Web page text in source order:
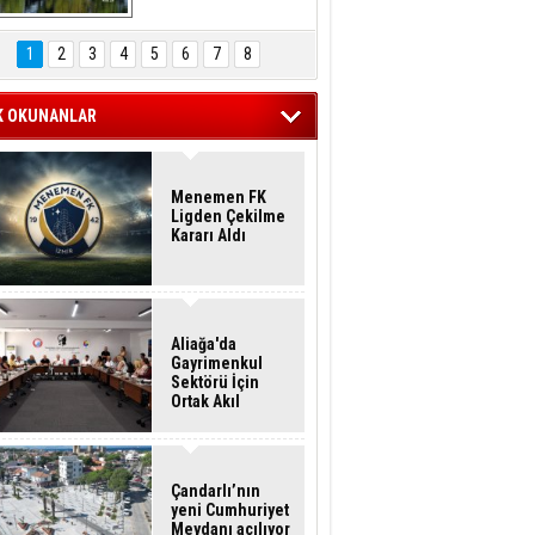
Hasan Eser'in
Objektifinden
1 2 3 4 5 6 7 8
OKUNANLAR
Menemen FK
Ligden Çekilme
Kararı Aldı
Aliağa'da
Gayrimenkul
Sektörü İçin
Ortak Akıl
Çandarlı’nın
yeni Cumhuriyet
Meydanı açılıyor